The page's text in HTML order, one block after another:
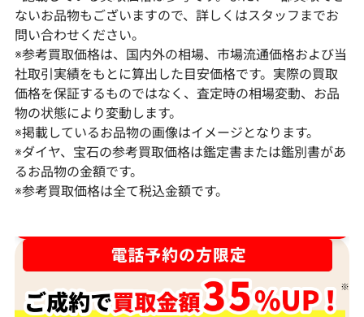
Pt･Pm900 アレキサンドライト・ダイヤ
モンド 0.58・0.48ct
参考買取価格
339,000円
K18WG アレキ
ド 0.253・0.2ct
ないお品物もございますので、詳しくはスタッフまでお
問い合わせください。
※参考買取価格は、国内外の相場、市場流通価格および当
社取引実績をもとに算出した目安価格です。実際の買取
価格を保証するものではなく、査定時の相場変動、お品
物の状態により変動します。
※掲載しているお品物の画像はイメージとなります。
※ダイヤ、宝石の参考買取価格は鑑定書または鑑別書があ
るお品物の金額です。
※参考買取価格は全て税込金額です。